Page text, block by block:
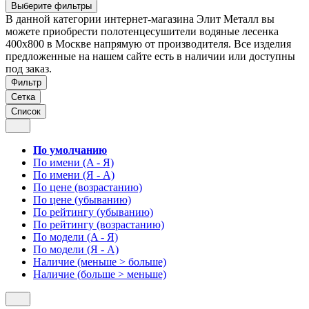
Выберите фильтры
В данной категории интернет-магазина Элит Металл вы
можете приобрести полотенцесушители водяные лесенка
400х800 в Москве напрямую от производителя. Все изделия
предложенные на нашем сайте есть в наличии или доступны
под заказ.
Фильтр
Сетка
Список
По умолчанию
По имени (A - Я)
По имени (Я - A)
По цене (возрастанию)
По цене (убыванию)
По рейтингу (убыванию)
По рейтингу (возрастанию)
По модели (A - Я)
По модели (Я - A)
Наличие (меньше > больше)
Наличие (больше > меньше)